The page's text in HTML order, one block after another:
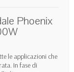
Phoenix
le applicazioni che
In fase di